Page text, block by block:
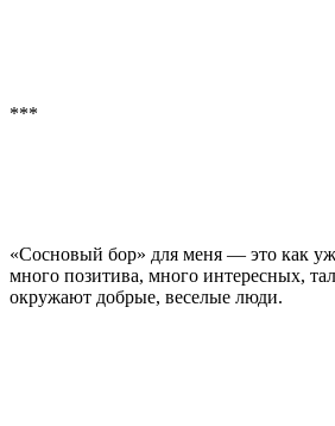
***
«Сосновый бор» для меня — это как
много позитива, много интересных,
окружают добрые, веселые люди.